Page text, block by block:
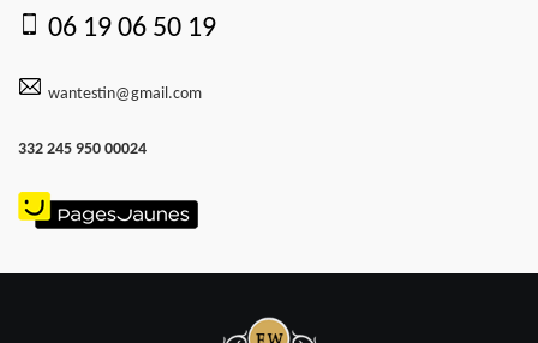
06 19 06 50 19
wantestin@gmail.com
332 245 950 00024